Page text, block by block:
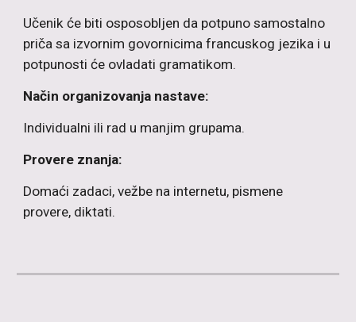
Učenik će biti osposobljen da potpuno samostalno
priča sa izvornim govornicima francuskog jezika i u
potpunosti će ovladati gramatikom.
Način organizovanja nastave:
Individualni ili rad u manjim grupama.
Provere znanja:
Domaći zadaci, vežbe na internetu, pismene
provere, diktati.